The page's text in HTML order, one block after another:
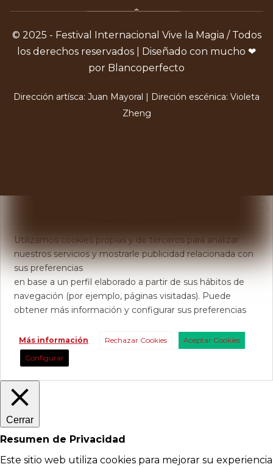
© 2025 - Festival Internacional Vive la Magia / Todos
los derechos reservados | Diseñado con mucho ❤
por Blancoperfecto
Dirección artísca: Juan Mayoral | Direción escénica: Violeta
Zheng
Utilizamos cookies propias y de terceros para analizar
nuestros servicios y mostrarle publicidad relacionada con
sus preferencias
en base a un perfil elaborado a partir de sus hábitos de
navegación (por ejemplo, páginas visitadas). Puede
obtener más información y configurar sus preferencias
Más información Rechazar Cookies
Aceptar Cookies
Configurar
Cerrar
Resumen de Privacidad
Este sitio web utiliza cookies para mejorar su experiencia